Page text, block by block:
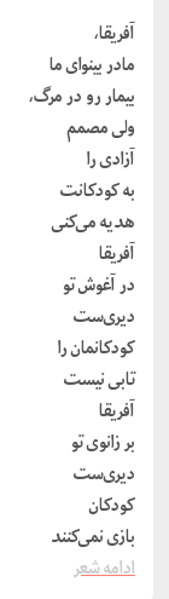
آفریقا،
مادر بینوای ما
بیمار رو در مرگ،
ولی مصمم
آزادی را
به کودکانت
هدیه می‌کنی
آفریقا
در آغوش تو
دیری‌ست
کودکانمان را
تابی نیست
آفریقا
بر زانوی تو
دیری‌ست
کودکان
بازی نمی‌کنند
ادامه شعر